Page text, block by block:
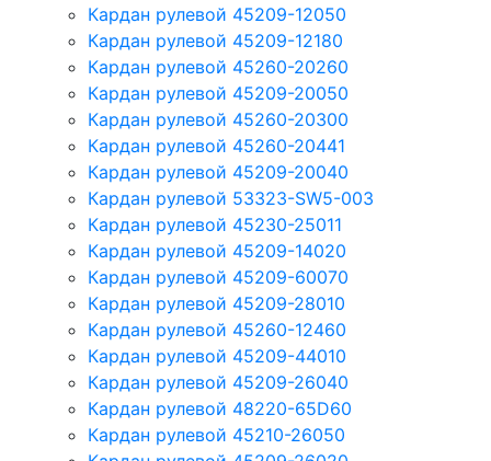
Кардан рулевой 45209-12050
Кардан рулевой 45209-12180
Кардан рулевой 45260-20260
Кардан рулевой 45209-20050
Кардан рулевой 45260-20300
Кардан рулевой 45260-20441
Кардан рулевой 45209-20040
Кардан рулевой 53323-SW5-003
Кардан рулевой 45230-25011
Кардан рулевой 45209-14020
Кардан рулевой 45209-60070
Кардан рулевой 45209-28010
Кардан рулевой 45260-12460
Кардан рулевой 45209-44010
Кардан рулевой 45209-26040
Кардан рулевой 48220-65D60
Кардан рулевой 45210-26050